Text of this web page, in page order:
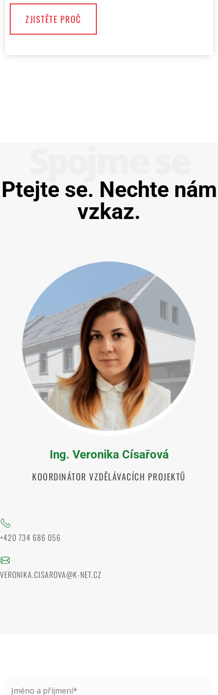
ZJISTĚTE PROČ
Ptejte se. Nechte nám
vzkaz.
Ing. Veronika Císařová
KOORDINÁTOR VZDĚLÁVACÍCH PROJEKTŮ
+420 734 686 056
VERONIKA.CISAROVA@K-NET.CZ